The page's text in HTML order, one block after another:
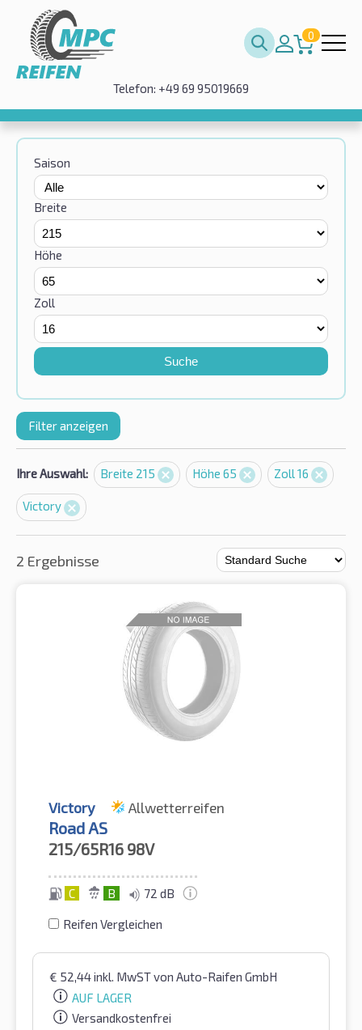
0
Telefon: +49 69 95019669
Saison
Breite
Höhe
Zoll
Suche
Filter anzeigen
Ihre Auswahl: Breite 215 Höhe 65 Zoll 16
Victory
2 Ergebnisse
Victory Allwetterreifen
Road AS
215/65R16 98V
C B 72 dB
Reifen Vergleichen
€ 52,44inkl. MwSTvon Auto-Raifen GmbH
AUF LAGER
Versandkostenfrei